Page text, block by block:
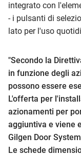
integrato con
- i pulsanti di
lato per l'uso
"Secondo la
in funzione degli
possono essere
L'offerta per
azionamenti per
aggiuntiva e viene
Gilgen Door
Le schede